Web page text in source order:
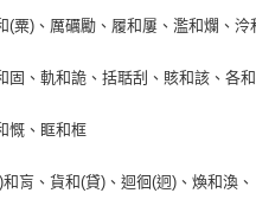
(粟)、厲礪勵、履和屢、濫和爛、
固、軌和詭、括聒刮、賅和該、各
慨、眶和框
和肓、貨和(貸)、迴徊(迥)、煥和渙、